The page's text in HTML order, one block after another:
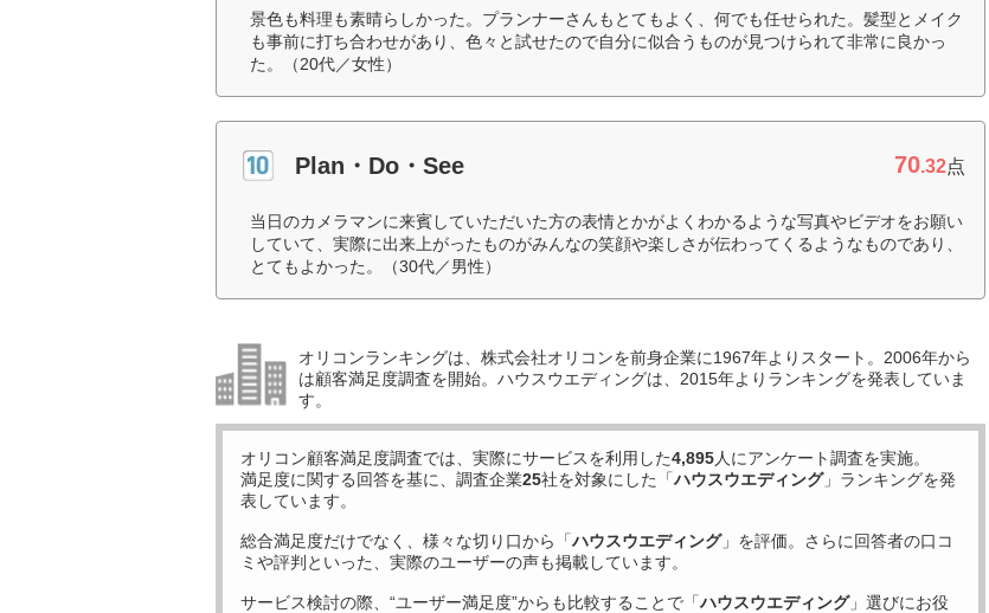
景色も料理も素晴らしかった。プランナーさんもとてもよく、何でも任せられた。髪型とメイク
も事前に打ち合わせがあり、色々と試せたので自分に似合うものが見つけられて非常に良かっ
た。（20代／女性）
Plan・Do・See 70.32点
当日のカメラマンに来賓していただいた方の表情とかがよくわかるような写真やビデオをお願い
していて、実際に出来上がったものがみんなの笑顔や楽しさが伝わってくるようなものであり、
とてもよかった。（30代／男性）
オリコンランキングは、株式会社オリコンを前身企業に1967年よりスタート。2006年から
は顧客満足度調査を開始。ハウスウエディングは、2015年よりランキングを発表していま
す。
オリコン顧客満足度調査では、実際にサービスを利用した4,895人にアンケート調査を実施。
満足度に関する回答を基に、調査企業25社を対象にした「ハウスウエディング」ランキングを発
表しています。
総合満足度だけでなく、様々な切り口から「ハウスウエディング」を評価。さらに回答者の口コ
ミや評判といった、実際のユーザーの声も掲載しています。
サービス検討の際、“ユーザー満足度”からも比較することで「ハウスウエディング」選びにお役